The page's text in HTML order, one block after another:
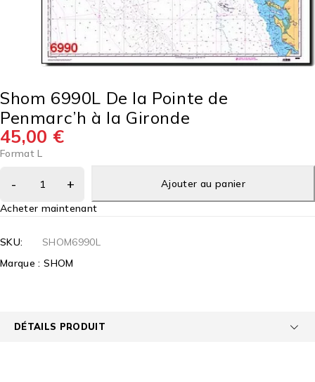
Shom 6990L De la Pointe de
Penmarc’h à la Gironde
45,00 €
Format L
Ajouter au panier
Acheter maintenant
SKU:
SHOM6990L
Marque :SHOM
DÉTAILS PRODUIT